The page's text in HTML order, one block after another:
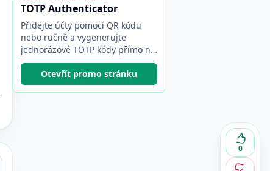
0
TOTP Authenticator
Přidejte účty pomocí QR kódu
nebo ručně a vygenerujte
jednorázové TOTP kódy přímo na
vašem zařízení.
Otevřít promo stránku